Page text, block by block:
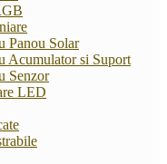
Panou Solar
Acumulator si Suport
Senzor
LED